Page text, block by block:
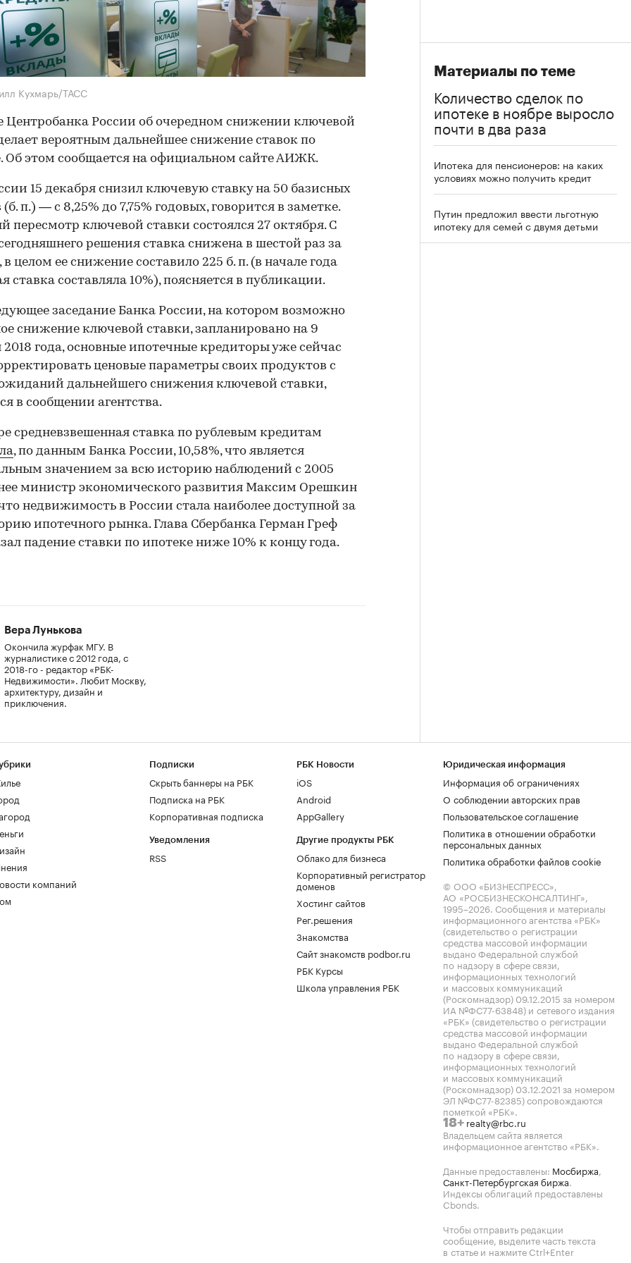
Кухмарь/ТАСС
Центробанка России об очередном снижении ключевой
вероятным дальнейшее снижение ставок по
Об этом сообщается на официальном сайте АИЖК.
15 декабря снизил ключевую ставку на 50 базисных
п.) — с 8,25% до 7,75% годовых, говорится в заметке.
пересмотр ключевой ставки состоялся 27 октября. С
решения ставка снижена в шестой раз за
в целом ее снижение составило 225 б. п. (в начале года
ставка составляла 10%), поясняется в публикации.
заседание Банка России, на котором возможно
снижение ключевой ставки, запланировано на 9
2018 года, основные ипотечные кредиторы уже сейчас
ценовые параметры своих продуктов с
дальнейшего снижения ключевой ставки,
в сообщении агентства.
средневзвешенная ставка по рублевым кредитам
, по данным Банка России, 10,58%, что является
значением за всю историю наблюдений с 2005
министр экономического развития Максим Орешкин
недвижимость в России стала наиболее доступной за
ипотечного рынка. Глава Сбербанка Герман Греф
падение ставки по ипотеке ниже 10% к концу года.
Вера Лунькова
Окончила журфак МГУ. В
журналистике с 2012 года, с
2018-го - редактор «РБК-
Недвижимости». Любит Москву,
архитектуру, дизайн и
приключения.
Материалы по теме
Количество сделок по
ипотеке в ноябре выросло
почти в два раза
Ипотека для пенсионеров: на каких
условиях можно получить кредит
Путин предложил ввести льготную
ипотеку для семей с двумя детьми
компаний
Подписки
Скрыть баннеры на РБК
Подписка на РБК
Корпоративная подписка
Уведомления
RSS
РБК Новости
iOS
Android
AppGallery
Другие продукты РБК
Облако для бизнеса
Корпоративный регистратор
доменов
Хостинг сайтов
Рег.решения
Знакомства
Сайт знакомств podbor.ru
РБК Курсы
Школа управления РБК
Юридическая информация
Информация об ограничениях
О соблюдении авторских прав
Пользовательское соглашение
Политика в отношении обработки
персональных данных
Политика обработки файлов cookie
© ООО «БИЗНЕСПРЕСС»,
АО «РОСБИЗНЕСКОНСАЛТИНГ»,
1995–2026. Сообщения и материалы
информационного агентства «РБК»
(свидетельство о регистрации
средства массовой информации
выдано Федеральной службой
по надзору в сфере связи,
информационных технологий
и массовых коммуникаций
(Роскомнадзор) 09.12.2015 за номером
ИА №ФС77-63848) и сетевого издания
«РБК» (свидетельство о регистрации
средства массовой информации
выдано Федеральной службой
по надзору в сфере связи,
информационных технологий
и массовых коммуникаций
(Роскомнадзор) 03.12.2021 за номером
ЭЛ №ФС77-82385) сопровождаются
пометкой «РБК».
18+ realty@rbc.ru
Владельцем сайта является
информационное агентство «РБК».
Данные предоставлены: Мосбиржа,
Санкт-Петербургская биржа.
Индексы облигаций предоставлены
Cbonds.
Чтобы отправить редакции
сообщение, выделите часть текста
в статье и нажмите Ctrl+Enter